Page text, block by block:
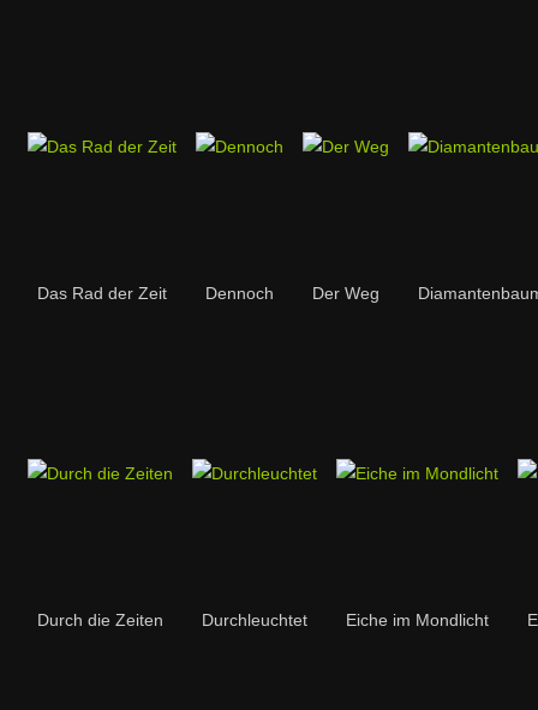
Das Rad der Zeit Dennoch Der Weg
Durch die Zeiten Durchleuchtet Eiche im Mondlicht